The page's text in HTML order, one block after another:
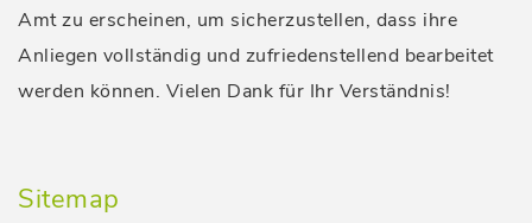
Amt zu erscheinen, um sicherzustellen, dass ihre
Anliegen vollständig und zufriedenstellend bearbeitet
werden können. Vielen Dank für Ihr Verständnis!
Sitemap